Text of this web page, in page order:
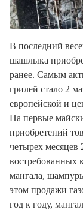
В последний
шашлыка
ранее. Самым
грилей стало 2
европейской и
На первые
приобретений
четырех месяцев
востребованных
мангала,
этом продажи
год к году,